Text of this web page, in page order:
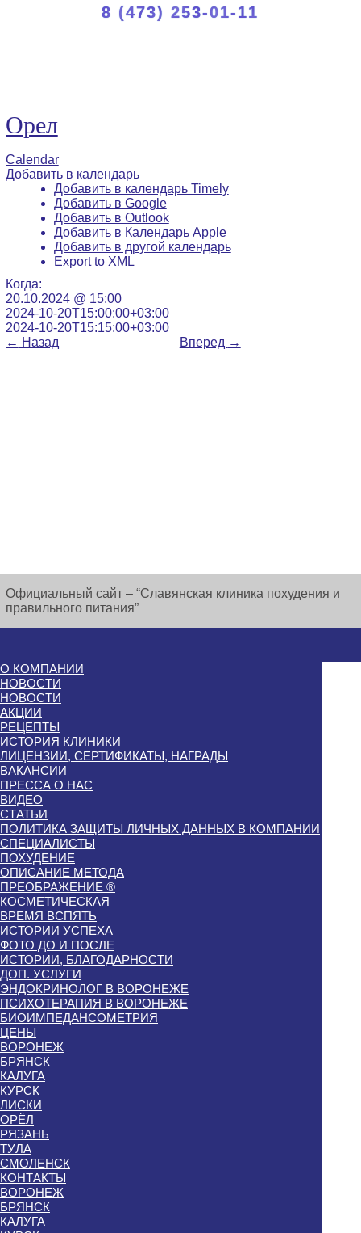
8 (473) 253-01-11
Орел
Calendar
Добавить в календарь
Добавить в календарь Timely
Добавить в Google
Добавить в Outlook
Добавить в Календарь Apple
Добавить в другой календарь
Export to XML
Когда:
20.10.2024 @ 15:00
2024-10-20T15:00:00+03:00
2024-10-20T15:15:00+03:00
← Назад Вперед →
Официальный сайт – “Славянская клиника похудения и
правильного питания”
О КОМПАНИИ
НОВОСТИ
НОВОСТИ
АКЦИИ
РЕЦЕПТЫ
ИСТОРИЯ КЛИНИКИ
ЛИЦЕНЗИИ, СЕРТИФИКАТЫ, НАГРАДЫ
ВАКАНСИИ
ПРЕССА О НАС
ВИДЕО
СТАТЬИ
ПОЛИТИКА ЗАЩИТЫ ЛИЧНЫХ ДАННЫХ В КОМПАНИИ
СПЕЦИАЛИСТЫ
ПОХУДЕНИЕ
ОПИСАНИЕ МЕТОДА
ПРЕОБРАЖЕНИЕ ®
КОСМЕТИЧЕСКАЯ
ВРЕМЯ ВСПЯТЬ
ИСТОРИИ УСПЕХА
ФОТО ДО И ПОСЛЕ
ИСТОРИИ, БЛАГОДАРНОСТИ
ДОП. УСЛУГИ
ЭНДОКРИНОЛОГ В ВОРОНЕЖЕ
ПСИХОТЕРАПИЯ В ВОРОНЕЖЕ
БИОИМПЕДАНСОМЕТРИЯ
ЦЕНЫ
ВОРОНЕЖ
БРЯНСК
КАЛУГА
КУРСК
ЛИСКИ
ОРЁЛ
РЯЗАНЬ
ТУЛА
СМОЛЕНСК
КОНТАКТЫ
ВОРОНЕЖ
БРЯНСК
КАЛУГА